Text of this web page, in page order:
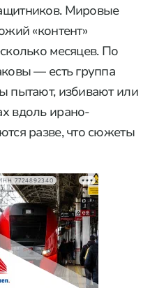
Мировые
«контент»
месяцев. По
— есть группа
пытают, избивают или
вдоль ирано-
разве, что сюжеты
7724892340